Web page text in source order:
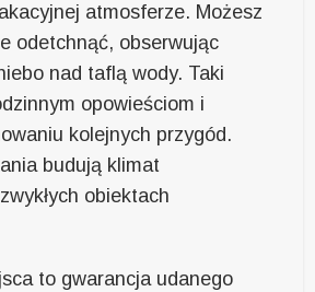
atmosferze. Możesz
odetchnąć, obserwując
nad taflą wody. Taki
opowieściom i
kolejnych przygód.
budują klimat
obiektach
to gwarancja udanego